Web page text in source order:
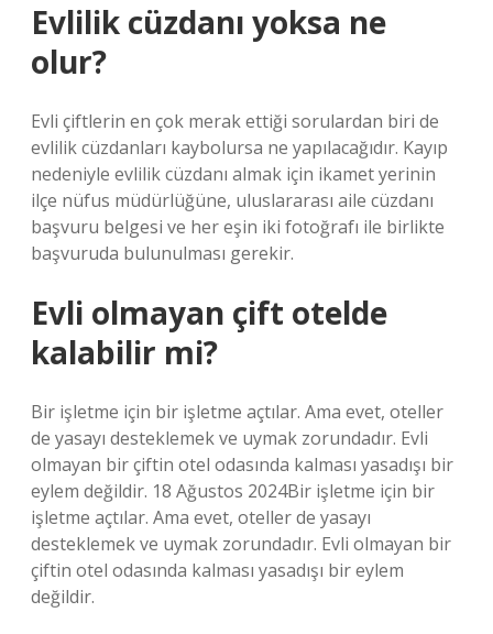
Evlilik cüzdanı yoksa ne
olur?
Evli çiftlerin en çok merak ettiği sorulardan biri de
evlilik cüzdanları kaybolursa ne yapılacağıdır. Kayıp
nedeniyle evlilik cüzdanı almak için ikamet yerinin
ilçe nüfus müdürlüğüne, uluslararası aile cüzdanı
başvuru belgesi ve her eşin iki fotoğrafı ile birlikte
başvuruda bulunulması gerekir.
Evli olmayan çift otelde
kalabilir mi?
Bir işletme için bir işletme açtılar. Ama evet, oteller
de yasayı desteklemek ve uymak zorundadır. Evli
olmayan bir çiftin otel odasında kalması yasadışı bir
eylem değildir. 18 Ağustos 2024Bir işletme için bir
işletme açtılar. Ama evet, oteller de yasayı
desteklemek ve uymak zorundadır. Evli olmayan bir
çiftin otel odasında kalması yasadışı bir eylem
değildir.